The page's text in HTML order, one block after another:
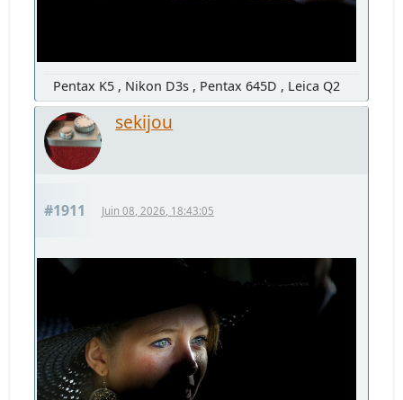
Pentax K5 , Nikon D3s , Pentax 645D , Leica Q2
sekijou
#1911 Juin 08, 2026, 18:43:05